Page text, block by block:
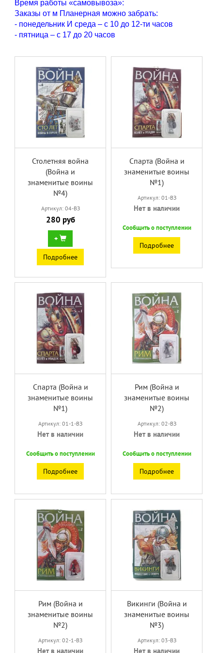
Время работы «самовывоза»:
Заказы от м Планерная можно забрать:
- понедельник И среда – с 10 до 12-ти часов
- пятница – с 17 до 20 часов
Столетняя война
(Война и
знаменитые воины
№4)
Артикул: 04-ВЗ
280 руб
+
Подробнее
Спарта (Война и
знаменитые воины
№1)
Артикул: 01-ВЗ
Нет в наличии
Сообщить о поступлении
Подробнее
Спарта (Война и
знаменитые воины
№1)
Артикул: 01-1-ВЗ
Нет в наличии
Сообщить о поступлении
Подробнее
Рим (Война и
знаменитые воины
№2)
Артикул: 02-ВЗ
Нет в наличии
Сообщить о поступлении
Подробнее
Рим (Война и
знаменитые воины
№2)
Артикул: 02-1-ВЗ
Нет в наличии
Викинги (Война и
знаменитые воины
№3)
Артикул: 03-ВЗ
Нет в наличии